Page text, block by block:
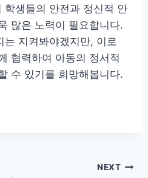
학생들의 안전과 정신적 안
많은 노력이 필요합니다.
지켜봐야겠지만, 이로
협력하여 아동의 정서적
수 있기를 희망해봅니다.
NEXT